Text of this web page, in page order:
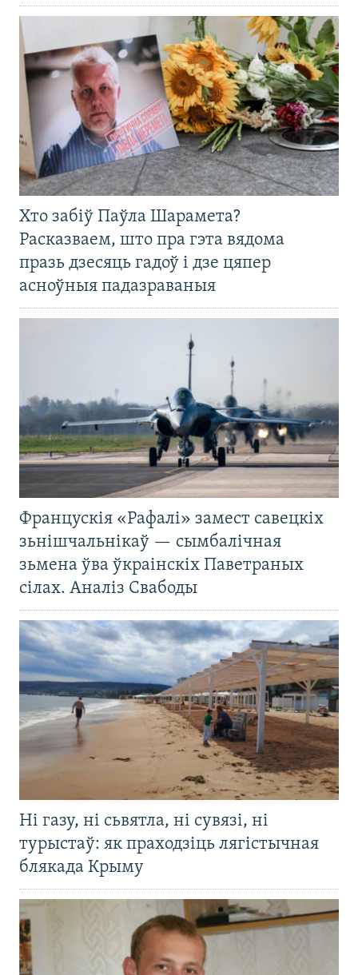
Хто забіў Паўла Шарамета?
Расказваем, што пра гэта вядома
празь дзесяць гадоў і дзе цяпер
асноўныя падазраваныя
Францускія «Рафалі» замест савецкіх
зьнішчальнікаў — сымбалічная
зьмена ўва ўкраінскіх Паветраных
сілах. Аналіз Свабоды
Ні газу, ні сьвятла, ні сувязі, ні
турыстаў: як праходзіць лягістычная
блякада Крыму